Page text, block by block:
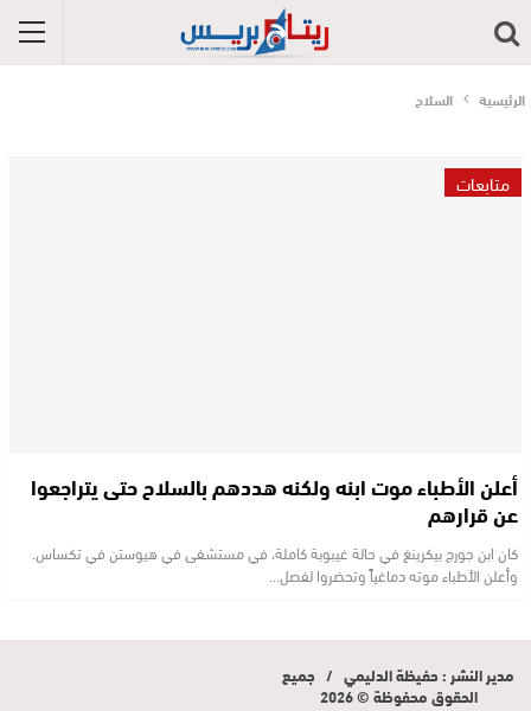
الرئيسية السلاح
متابعات
أعلن الأطباء موت ابنه ولكنه هددهم بالسلاح حتى يتراجعوا
عن قرارهم
كان ابن جورج بيكرينغ في حالة غيبوبة كاملة، في مستشفى في هيوستن في تكساس.
وأعلن الأطباء موته دماغياً وتحضروا لفصل…
مدير النشر : حفيظة الدليمي / جميع
الحقوق محفوظة © 2026